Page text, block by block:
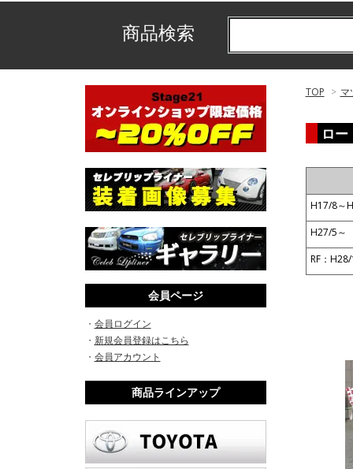
商品検索
会員ページ
・ 会員ログイン
・ 新規会員登録はこちら
・ 会員アカウント
商品ラインアップ
TOP > マ
ロ
H17/8～
H27/5～
RF：